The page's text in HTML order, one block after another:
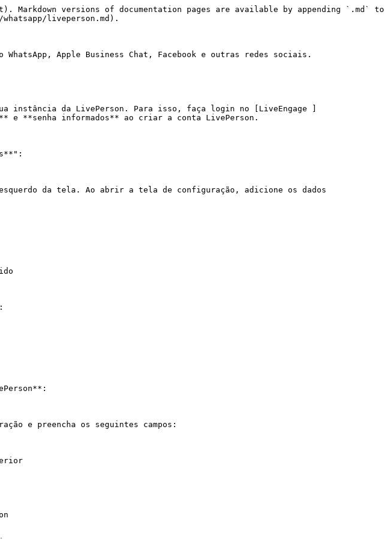
versions of documentation pages are available by appending `.md` to
liveperson.md).
WhatsApp, Apple Business Chat, Facebook e outras redes sociais.
instância da LivePerson. Para isso, faça login no [LiveEngage ]
**senha informados** ao criar a conta LivePerson.
da tela. Ao abrir a tela de configuração, adicione os dados
e preencha os seguintes campos:‌